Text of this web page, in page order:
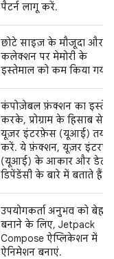
पैटर्न लागू करें.
छोटे साइज़ के मौजूदा और
कलेक्शन पर मेमोरी के
इस्तेमाल को कम किया गया
कंपोज़ेबल फ़ंक्शन का
करके, प्रोग्राम के हिसाब से
यूज़र इंटरफ़ेस (यूआई) तय
करें. ये फ़ंक्शन, यूज़र
(यूआई) के आकार और डेटा
डिपेंडेंसी के बारे में बताते हैं.
उपयोगकर्ता अनुभव को बेहतर
बनाने के लिए, Jetpack
Compose ऐप्लिकेशन में
ऐनिमेशन बनाएं.